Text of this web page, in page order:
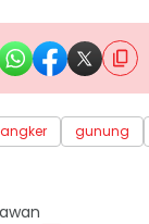
gunung